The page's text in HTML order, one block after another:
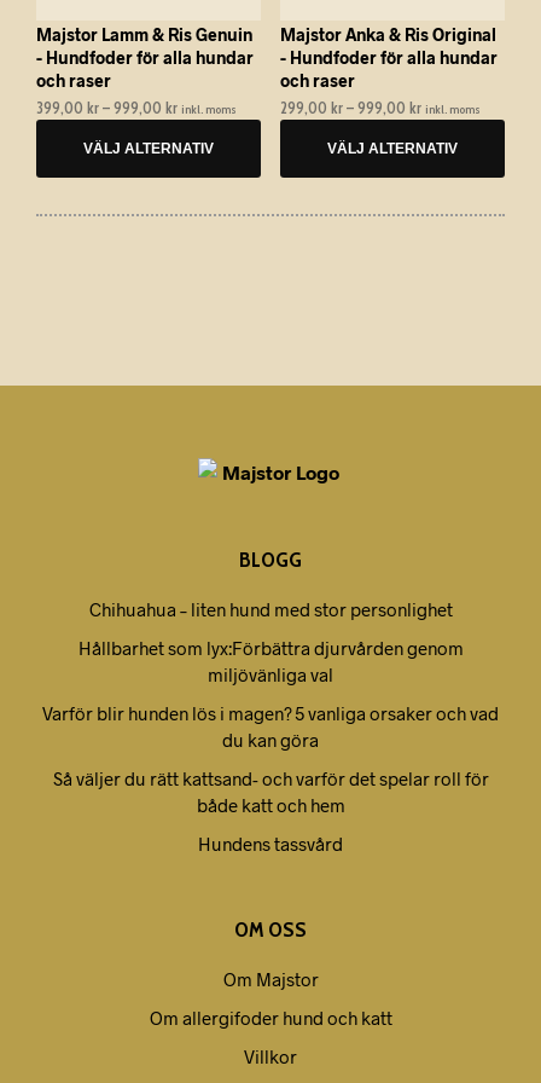
Majstor Lamm & Ris Genuin
- Hundfoder för alla hundar
och raser
399,00 kr–999,00 kr Prisintervall:
till
999,00 kr
inkl. moms
VÄLJ ALTERNATIV
kan
väljas
på
produktsidan
Majstor Anka & Ris Original
- Hundfoder för alla hundar
och raser
299,00 kr – 999,00 krPrisintervall:
till
999,00 kr
inkl. moms
VÄLJ ALTERNATIV
kan
väljas
på
produktsidan
BLOGG
Chihuahua – liten hund med stor personlighet
Hållbarhet som lyx:Förbättra djurvården genom
miljövänliga val
Varför blir hunden lös i magen? 5 vanliga orsaker och vad
du kan göra
Så väljer du rätt kattsand- och varför det spelar roll för
både katt och hem
Hundens tassvård
OM OSS
Om Majstor
Om allergifoder hund och katt
Villkor